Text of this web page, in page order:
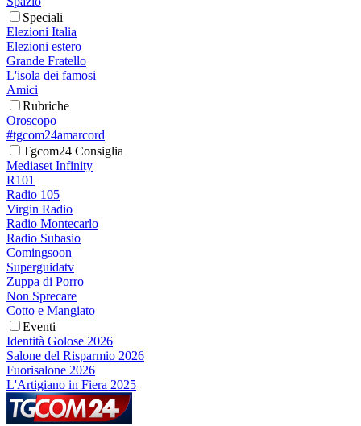
Speciali
Elezioni Italia
Elezioni estero
Grande Fratello
L'isola dei famosi
Amici
Rubriche
Oroscopo
#tgcom24amarcord
Tgcom24 Consiglia
Mediaset Infinity
R101
Radio 105
Virgin Radio
Radio Montecarlo
Radio Subasio
Comingsoon
Superguidatv
Zuppa di Porro
Non Sprecare
Cotto e Mangiato
Eventi
Identità Golose 2026
Salone del Risparmio 2026
Fuorisalone 2026
L'Artigiano in Fiera 2025